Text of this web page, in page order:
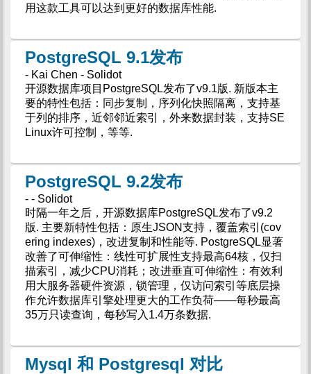
用这款工具可以达到更好的数据库性能.
PostgreSQL 9.1发布
- Kai Chen - Solidot
开源数据库项目PostgreSQL发布了v9.1版. 新版本主
要的特性包括：同步复制，序列化快照隔离，支持基
于列的排序，近邻邻近索引，外来数据封装，支持SE
Linux许可控制，等等.
PostgreSQL 9.2发布
- - Solidot
时隔一年之后，开源数据库PostgreSQL发布了v9.2
版. 主要新特性包括：原生JSON支持，覆盖索引(cov
ering indexes)，改进复制和性能等. PostgreSQL显著
改善了可伸缩性：线性可扩展性支持最高64核，仅扫
描索引，减少CPU消耗；改进垂直可伸缩性：有效利
用大服务器硬件资源，锁管理，仅访问索引等底层操
作允许数据库引擎处理更大的工作负荷——每秒最高
35万只读查询，每秒写入1.4万条数据.
Mysql 和 Postgresql 对比